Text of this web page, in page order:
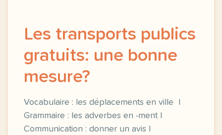
Les transports publics
gratuits: une bonne
mesure?
Vocabulaire : les déplacements en ville |
Grammaire : les adverbes en -ment |
Communication : donner un avis |